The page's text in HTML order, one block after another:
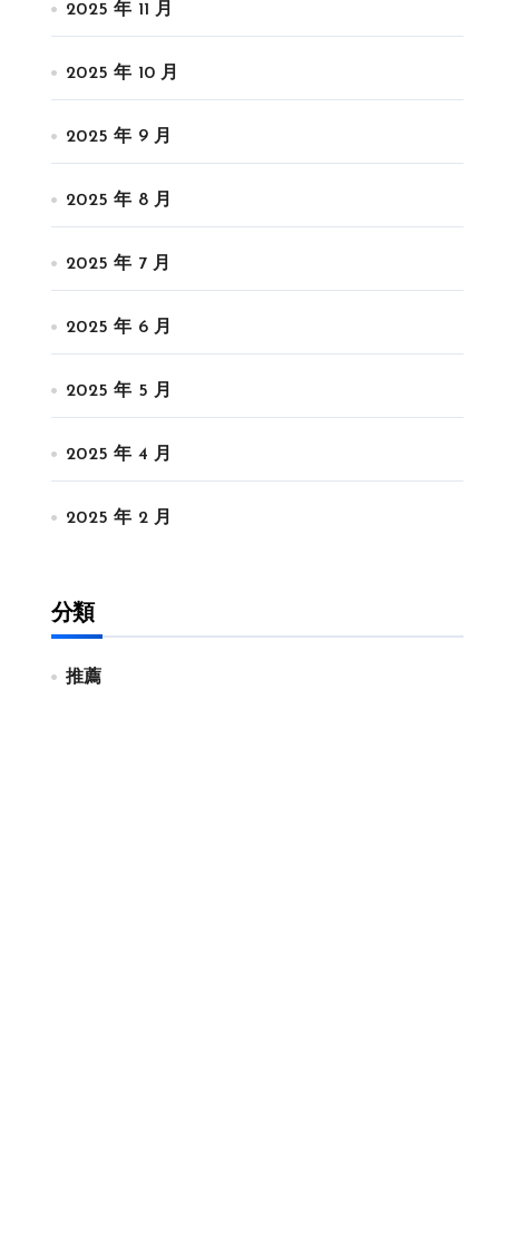
2025 年 11 月
2025 年 10 月
2025 年 9 月
2025 年 8 月
2025 年 7 月
2025 年 6 月
2025 年 5 月
2025 年 4 月
2025 年 2 月
分類
推薦